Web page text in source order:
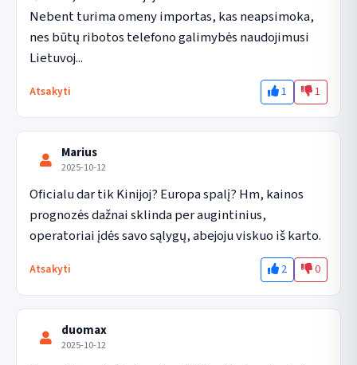
Nebent turima omeny importas, kas neapsimoka,
nes būtų ribotos telefono galimybės naudojimusi
Lietuvoj...
Atsakyti 1 1
Marius
2025-10-12
Oficialu dar tik Kinijoj? Europa spalį? Hm, kainos
prognozės dažnai sklinda per augintinius,
operatoriai įdės savo sąlygų, abejoju viskuo iš karto.
Atsakyti 2 0
duomax
2025-10-12